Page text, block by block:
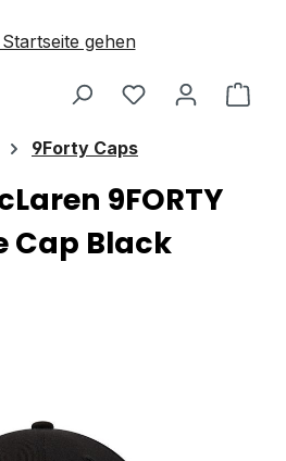
9Forty Caps
9FORTY
Cap Black